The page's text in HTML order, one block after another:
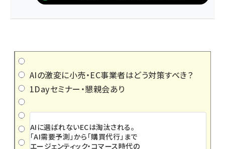
AIの激変に小売・EC事業者はどう対策すべき？
1Dayセミナー・懇親会あり
AIに選ばれないECは淘汰される。
「AI需要予測」から「購買代行」まで
エージェンティック・コマース時代の